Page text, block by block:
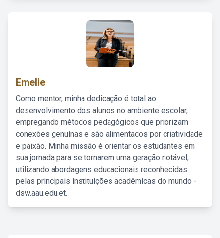
Emelie
Como mentor, minha dedicação é total ao
desenvolvimento dos alunos no ambiente escolar,
empregando métodos pedagógicos que priorizam
conexões genuínas e são alimentados por criatividade
e paixão. Minha missão é orientar os estudantes em
sua jornada para se tornarem uma geração notável,
utilizando abordagens educacionais reconhecidas
pelas principais instituições acadêmicas do mundo -
dsw.aau.edu.et.